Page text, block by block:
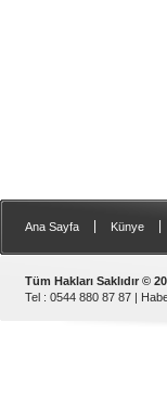
Ana Sayfa Künye
Tüm Hakları Saklıdır ©
Tel : 0544 880 87 87 |